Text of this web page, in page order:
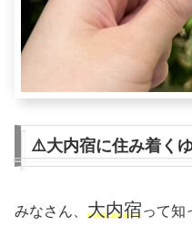
⚠️大内宿に住み着く
みなさん、 大内宿って知